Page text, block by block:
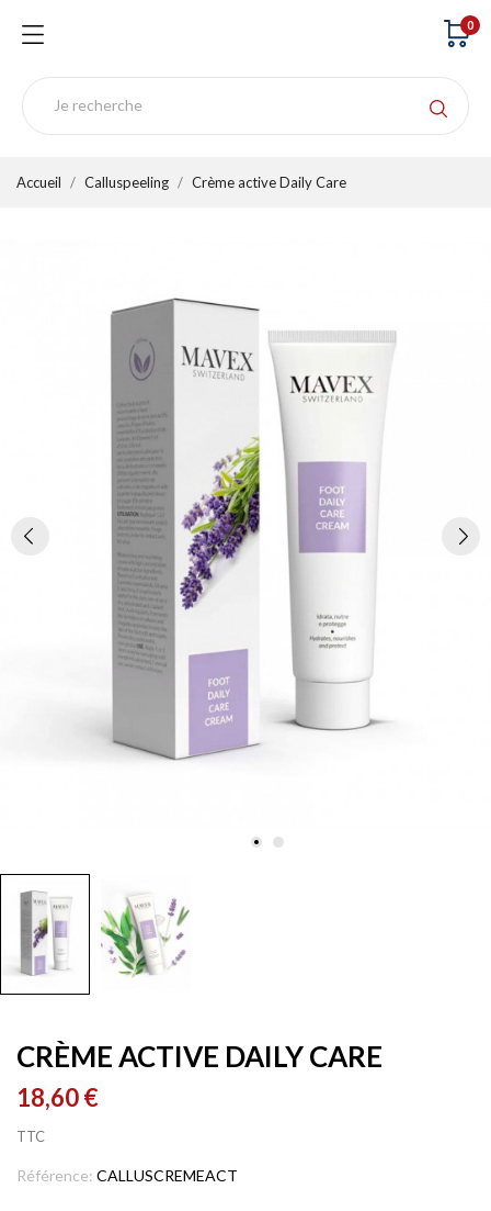
0
Accueil Calluspeeling Crème active Daily Care
CRÈME ACTIVE DAILY CARE
18,60 €
TTC
Référence: CALLUSCREMEACT